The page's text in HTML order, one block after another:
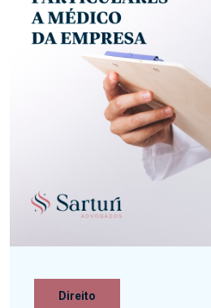
Direito